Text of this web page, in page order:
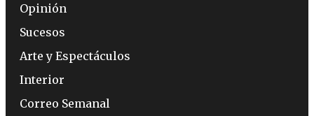
Opinión
Sucesos
Arte y Espectáculos
Interior
Correo Semanal